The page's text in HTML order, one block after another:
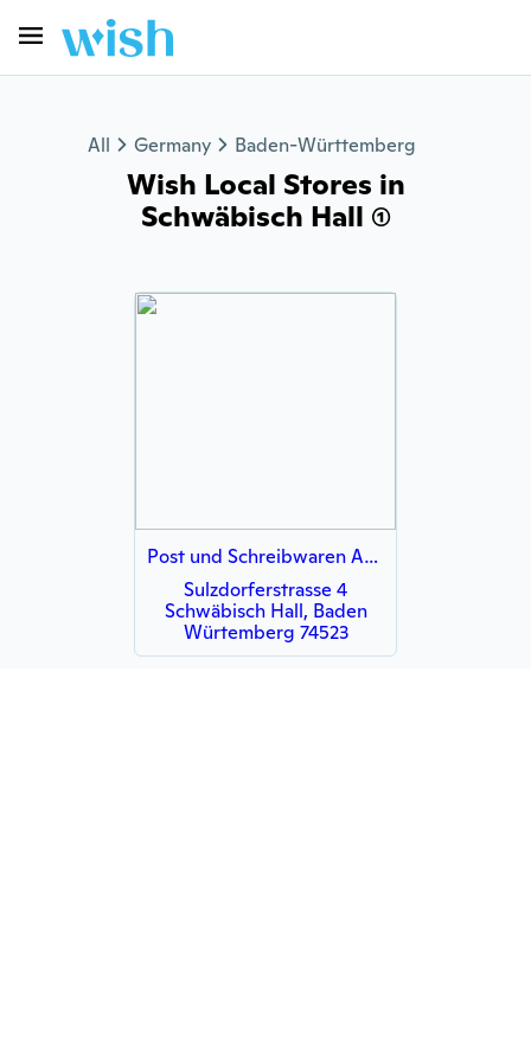
All Germany Baden-Württemberg
Wish Local Stores in
Schwäbisch Hall (1)
Post und Schreibwaren Agentur Hanold
Sulzdorferstrasse 4
Schwäbisch Hall, Baden
Würtemberg 74523